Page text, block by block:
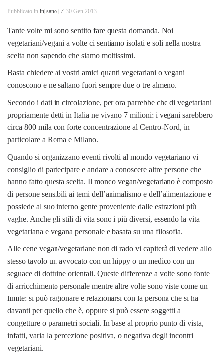
Pubblicato in in[sano] ⁄ 30 Gen 2013
Tante volte mi sono sentito fare questa domanda. Noi
vegetariani/vegani a volte ci sentiamo isolati e soli nella nostra
scelta non sapendo che siamo moltissimi.
Basta chiedere ai vostri amici quanti vegetariani o vegani
conoscono e ne saltano fuori sempre due o tre almeno.
Secondo i dati in circolazione, per ora parrebbe che di vegetariani
propriamente detti in Italia ne vivano 7 milioni; i vegani sarebbero
circa 800 mila con forte concentrazione al Centro-Nord, in
particolare a Roma e Milano.
Quando si organizzano eventi rivolti al mondo vegetariano vi
consiglio di partecipare e andare a conoscere altre persone che
hanno fatto questa scelta. Il mondo vegan/vegetariano è composto
di persone sensibili ai temi dell’animalismo e dell’alimentazione e
possiede al suo interno gente proveniente dalle estrazioni più
vaghe. Anche gli stili di vita sono i più diversi, essendo la vita
vegetariana e vegana personale e basata su una filosofia.
Alle cene vegan/vegetariane non di rado vi capiterà di vedere allo
stesso tavolo un avvocato con un hippy o un medico con un
seguace di dottrine orientali. Queste differenze a volte sono fonte
di arricchimento personale mentre altre volte sono viste come un
limite: si può ragionare e relazionarsi con la persona che si ha
davanti per quello che è, oppure si può essere soggetti a
congetture o parametri sociali. In base al proprio punto di vista,
infatti, varia la percezione positiva, o negativa degli incontri
vegetariani.